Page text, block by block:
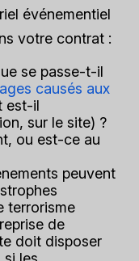
événementiel
votre contrat :
se passe-t-il
causés aux
est-il
sur le site) ?
ou est-ce au
peuvent
terrorisme
de
doit disposer